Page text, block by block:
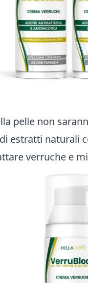
pelle non
estratti naturali
verruche e